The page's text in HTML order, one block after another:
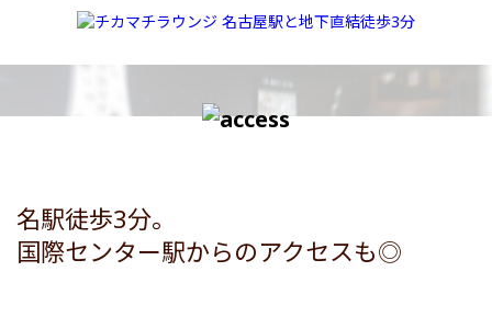
名駅徒歩3分。
国際センター駅からのアクセスも◎